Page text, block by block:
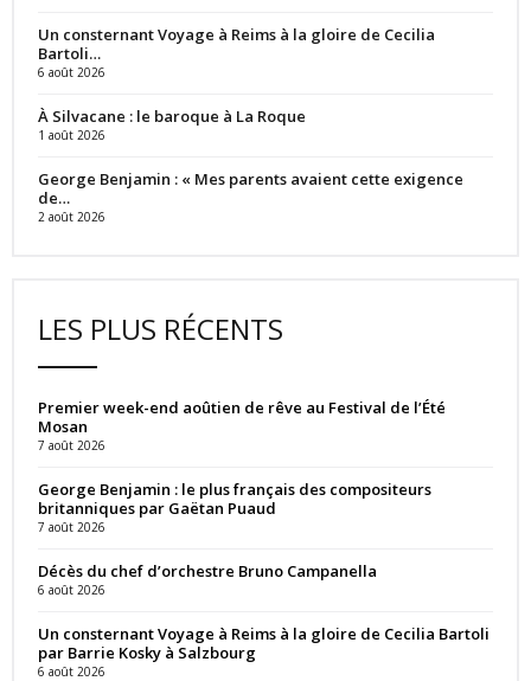
Un consternant Voyage à Reims à la gloire de Cecilia
Bartoli…
6 août 2026
À Silvacane : le baroque à La Roque
1 août 2026
George Benjamin : « Mes parents avaient cette exigence
de…
2 août 2026
LES PLUS RÉCENTS
Premier week-end aoûtien de rêve au Festival de l’Été
Mosan
7 août 2026
George Benjamin : le plus français des compositeurs
britanniques par Gaëtan Puaud
7 août 2026
Décès du chef d’orchestre Bruno Campanella
6 août 2026
Un consternant Voyage à Reims à la gloire de Cecilia Bartoli
par Barrie Kosky à Salzbourg
6 août 2026